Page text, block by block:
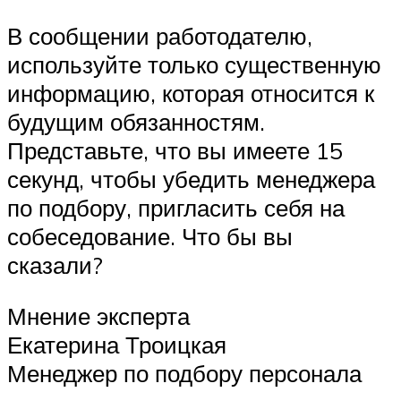
В сообщении работодателю,
используйте только существенную
информацию, которая относится к
будущим обязанностям.
Представьте, что вы имеете 15
секунд, чтобы убедить менеджера
по подбору, пригласить себя на
собеседование. Что бы вы
сказали?
Мнение эксперта
Екатерина Троицкая
Менеджер по подбору персонала